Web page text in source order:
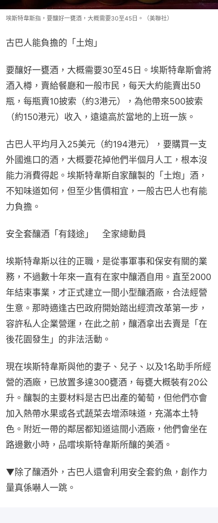
埃斯特韋斯指，要釀好一甕酒，大概需要30至45日。（美聯社）
古巴人能負擔的「土炮」
要釀好一甕酒，大概需要30至45日。埃斯特韋斯會將
酒入樽，賣給餐廳和一般市民，每天大約能賣出50
瓶，每瓶賣10披索（約3港元），為他帶來500披索
（約150港元）收入，遠遠高於當地的上班一族。
古巴人平均月入25美元（約194港元），要購買一支
外國進口的酒，大概要花掉他們半個月人工，根本沒
能力消費得起。埃斯特韋斯自家釀製的「土炮」酒，
不知味道如何，但至少售價相宜，一般古巴人也有能
力負擔。
安全套釀酒「有錢途」　全家總動員
埃斯特韋斯以往的正職，是從事軍事和保安有關的業
務，不過數十年來一直有在家中釀酒自用。直至2000
年結束事業，才正式建立一間小型釀酒廠，合法經營
生意。那時適逢古巴政府開始踏出經濟改革第一步，
容許私人企業營運，在此之前，釀酒拿出去賣是「在
後花園發生」的非法活動。
現在埃斯特韋斯與他的妻子、兒子、以及1名助手所經
營的酒廠，已放置多達300甕酒，每甕大概裝有20公
升。釀製的主要材料是古巴出產的葡萄，但他們亦會
加入熱帶水果或各式蔬菜去增添味道，充滿本土特
色。附近一帶的鄰居都知道這間小酒廠，他們會坐在
路邊數小時，品嚐埃斯特韋斯所釀的美酒。
▼除了釀酒外，古巴人還會利用安全套釣魚，創作力
量真係嚇人一跳。